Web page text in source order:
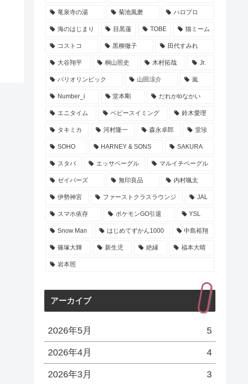
竜泉寺の湯 菊池風磨 ハロプロ
海のはじまり 目黒蓮 TOBE 猫ミーム
コストコ 黒柳徹子 田代すみれ
大谷翔平 桐山照史 木村拓哉 Jr.
パリオリンピック 山田涼介 嵐
Number_i 堂本剛 だれかtoなかい
エニタイム ベビースイミング 鈴木愛理
タキミカ 河村隆一 森永卓郎 堂珍
SOHO HARNEY & SONS SAKURA
スタバ エッサベーグル マルイチベーグル
ゼイバーズ 無印良品 内村颯太
伊勢神宮 ファーストクラスラウンジ JAL
スマホ依存 ポケモンGO引退 YSL
Snow Man はじめてずかん1000 中島裕翔
篠塚大輝 新生児 絶縁 福本大晴
岩本照
アーカイブ
2026年5月 5
2026年4月 4
2026年3月 3